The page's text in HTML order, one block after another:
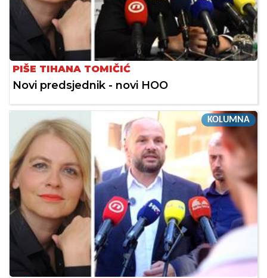
PIŠE TIHANA TOMIČIĆ
Novi predsjednik - novi HOO
KOLUMNA